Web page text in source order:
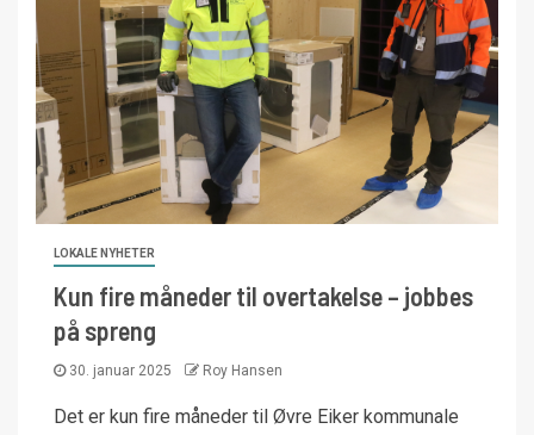
LOKALE NYHETER
Kun fire måneder til overtakelse – jobbes
på spreng
30. januar 2025 Roy Hansen
Det er kun fire måneder til Øvre Eiker kommunale